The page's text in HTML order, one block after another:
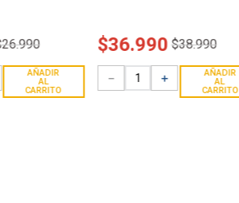
26.990
AÑADIR
AL
CARRITO
$36.990 $38.990
＋
－
AÑADIR
AL
CARRITO